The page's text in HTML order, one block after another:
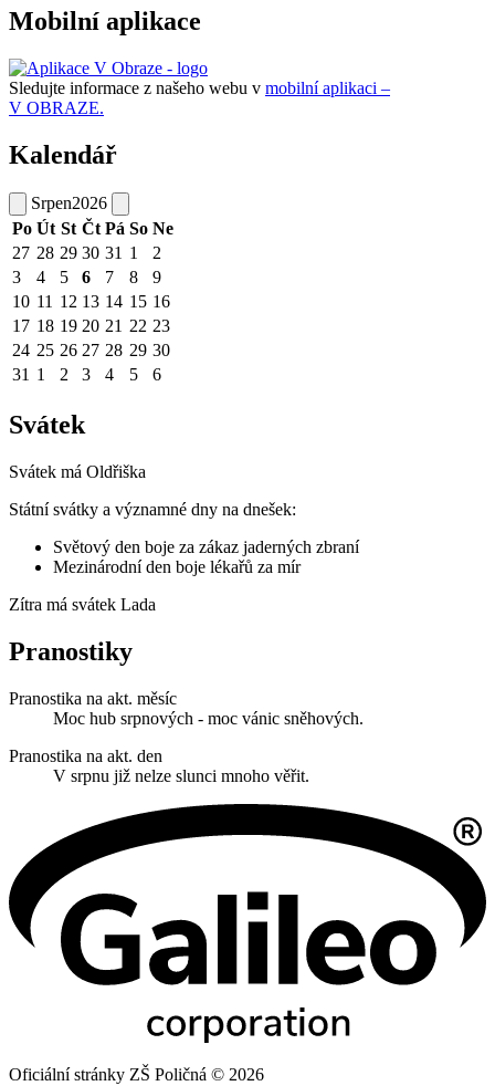
Mobilní aplikace
Sledujte informace z našeho webu v mobilní aplikaci –
V OBRAZE.
Kalendář
Srpen2026
Po Út St Čt Pá So Ne
27 28 29 30 31 1
2
3
4 5 6 7 8
9
10 11 12 13 14 15 16
17 18 19 20 21 22 23
24 25 26 27 28 29 30
31 1 2 3 4 5 6
Svátek
Svátek má Oldřiška
Státní svátky a významné dny na dnešek:
Světový den boje za zákaz jaderných zbraní
Mezinárodní den boje lékařů za mír
Zítra má svátek Lada
Pranostiky
Pranostika na akt. měsíc
Moc hub srpnových - moc vánic sněhových.
Pranostika na akt. den
V srpnu již nelze slunci mnoho věřit.
Oficiální stránky ZŠ Poličná © 2026